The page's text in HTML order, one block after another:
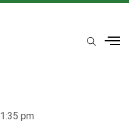
1:35 pm